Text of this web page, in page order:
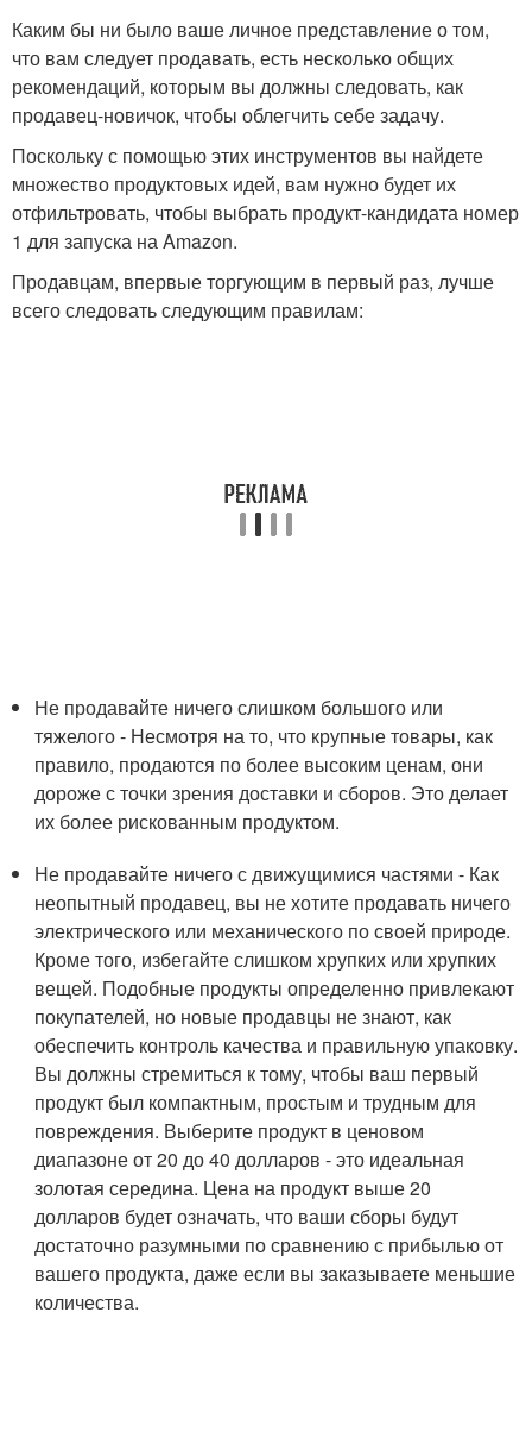
Каким бы ни было ваше личное представление о том,
что вам следует продавать, есть несколько общих
рекомендаций, которым вы должны следовать, как
продавец-новичок, чтобы облегчить себе задачу.
Поскольку с помощью этих инструментов вы найдете
множество продуктовых идей, вам нужно будет их
отфильтровать, чтобы выбрать продукт-кандидата номер
1 для запуска на Amazon.
Продавцам, впервые торгующим в первый раз, лучше
всего следовать следующим правилам:
Не продавайте ничего слишком большого или
тяжелого - Несмотря на то, что крупные товары, как
правило, продаются по более высоким ценам, они
дороже с точки зрения доставки и сборов. Это делает
их более рискованным продуктом.
Не продавайте ничего с движущимися частями - Как
неопытный продавец, вы не хотите продавать ничего
электрического или механического по своей природе.
Кроме того, избегайте слишком хрупких или хрупких
вещей. Подобные продукты определенно привлекают
покупателей, но новые продавцы не знают, как
обеспечить контроль качества и правильную упаковку.
Вы должны стремиться к тому, чтобы ваш первый
продукт был компактным, простым и трудным для
повреждения. Выберите продукт в ценовом
диапазоне от 20 до 40 долларов - это идеальная
золотая середина. Цена на продукт выше 20
долларов будет означать, что ваши сборы будут
достаточно разумными по сравнению с прибылью от
вашего продукта, даже если вы заказываете меньшие
количества.